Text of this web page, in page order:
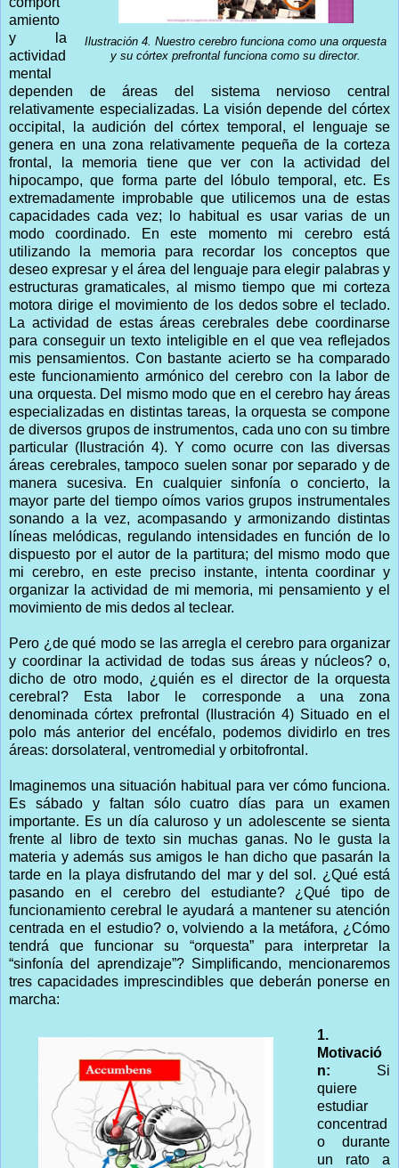
Ilustración 4. Nuestro cerebro funciona como una orquesta
y su córtex prefrontal funciona como su director.
amiento
y la
actividad
mental
dependen de áreas del sistema nervioso central
relativamente especializadas. La visión depende del córtex
occipital, la audición del córtex temporal, el lenguaje se
genera en una zona relativamente pequeña de la corteza
frontal, la memoria tiene que ver con la actividad del
hipocampo, que forma parte del lóbulo temporal, etc. Es
extremadamente improbable que utilicemos una de estas
capacidades cada vez; lo habitual es usar varias de un
modo coordinado. En este momento mi cerebro está
utilizando la memoria para recordar los conceptos que
deseo expresar y el área del lenguaje para elegir palabras y
estructuras gramaticales, al mismo tiempo que mi corteza
motora dirige el movimiento de los dedos sobre el teclado.
La actividad de estas áreas cerebrales debe coordinarse
para conseguir un texto inteligible en el que vea reflejados
mis pensamientos. Con bastante acierto se ha comparado
este funcionamiento armónico del cerebro con la labor de
una orquesta. Del mismo modo que en el cerebro hay áreas
especializadas en distintas tareas, la orquesta se compone
de diversos grupos de instrumentos, cada uno con su timbre
particular (Ilustración 4). Y como ocurre con las diversas
áreas cerebrales, tampoco suelen sonar por separado y de
manera sucesiva. En cualquier sinfonía o concierto, la
mayor parte del tiempo oímos varios grupos instrumentales
sonando a la vez, acompasando y armonizando distintas
líneas melódicas, regulando intensidades en función de lo
dispuesto por el autor de la partitura; del mismo modo que
mi cerebro, en este preciso instante, intenta coordinar y
organizar la actividad de mi memoria, mi pensamiento y el
movimiento de mis dedos al teclear.
Pero ¿de qué modo se las arregla el cerebro para organizar
y coordinar la actividad de todas sus áreas y núcleos? o,
dicho de otro modo, ¿quién es el director de la orquesta
cerebral? Esta labor le corresponde a una zona
denominada córtex prefrontal (Ilustración 4) Situado en el
polo más anterior del encéfalo, podemos dividirlo en tres
áreas: dorsolateral, ventromedial y orbitofrontal.
Imaginemos una situación habitual para ver cómo funciona.
Es sábado y faltan sólo cuatro días para un examen
importante. Es un día caluroso y un adolescente se sienta
frente al libro de texto sin muchas ganas. No le gusta la
materia y además sus amigos le han dicho que pasarán la
tarde en la playa disfrutando del mar y del sol. ¿Qué está
pasando en el cerebro del estudiante? ¿Qué tipo de
funcionamiento cerebral le ayudará a mantener su atención
centrada en el estudio? o, volviendo a la metáfora, ¿Cómo
tendrá que funcionar su “orquesta” para interpretar la
“sinfonía del aprendizaje”? Simplificando, mencionaremos
tres capacidades imprescindibles que deberán ponerse en
marcha:
1.
Motivació
n: Si
quiere
estudiar
concentrad
o durante
un rato a